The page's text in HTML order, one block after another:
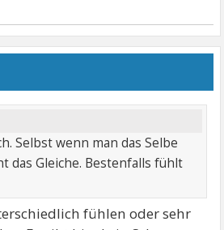
Selbst wenn man das Selbe
das Gleiche. Bestenfalls fühlt
fühlen oder sehr